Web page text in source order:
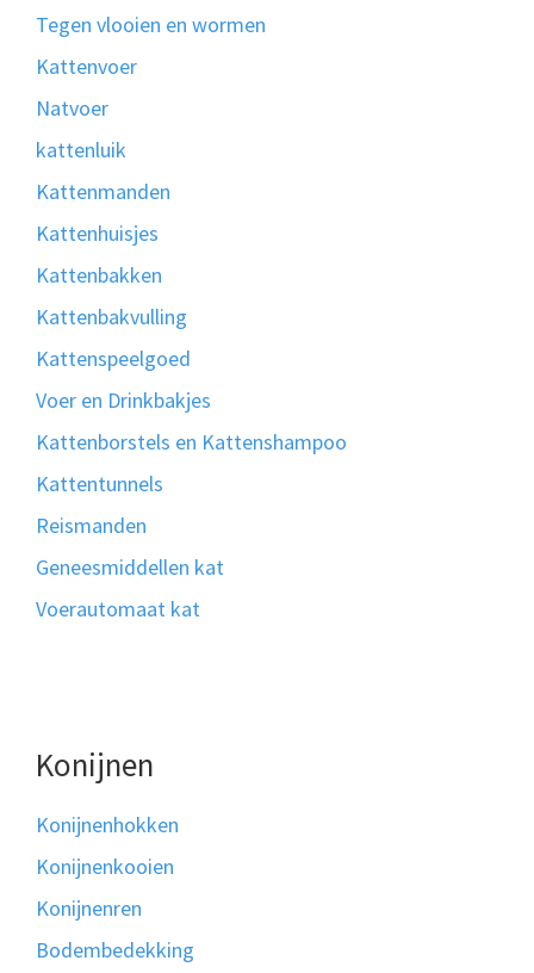
Tegen vlooien en wormen
Kattenvoer
Natvoer
kattenluik
Kattenmanden
Kattenhuisjes
Kattenbakken
Kattenbakvulling
Kattenspeelgoed
Voer en Drinkbakjes
Kattenborstels en Kattenshampoo
Kattentunnels
Reismanden
Geneesmiddellen kat
Voerautomaat kat
Konijnen
Konijnenhokken
Konijnenkooien
Konijnenren
Bodembedekking